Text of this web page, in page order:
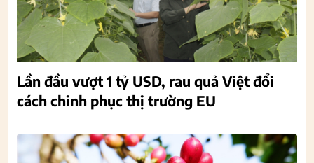
Lần đầu vượt 1 tỷ USD, rau quả Việt đổi
cách chinh phục thị trường EU